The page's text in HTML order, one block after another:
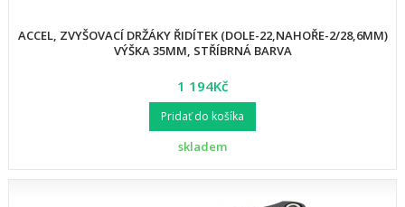
ACCEL, ZVYŠOVACÍ DRŽÁKY ŘIDÍTEK (DOLE-22,NAHOŘE-2/28,6MM)
VÝŠKA 35MM, STŘÍBRNÁ BARVA
1 194Kč
Pridať do košíka
skladem